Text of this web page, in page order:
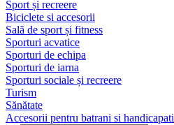
Sport și recreere
Biciclete si accesorii
Sală de sport și fitness
Sporturi acvatice
Sporturi de echipa
Sporturi de iarna
Sporturi sociale și recreere
Turism
Sănătate
Accesorii pentru batrani si handicapati